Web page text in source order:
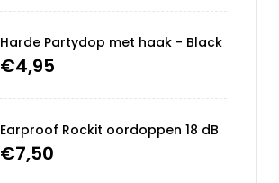
Harde Partydop met haak - Black
€4,95
Earproof Rockit oordoppen 18 dB
€7,50